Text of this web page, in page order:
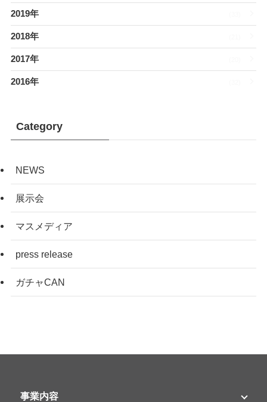
2019年
2018年
2017年
2016年
Category
NEWS
展示会
マスメディア
press release
ガチャCAN
事業内容